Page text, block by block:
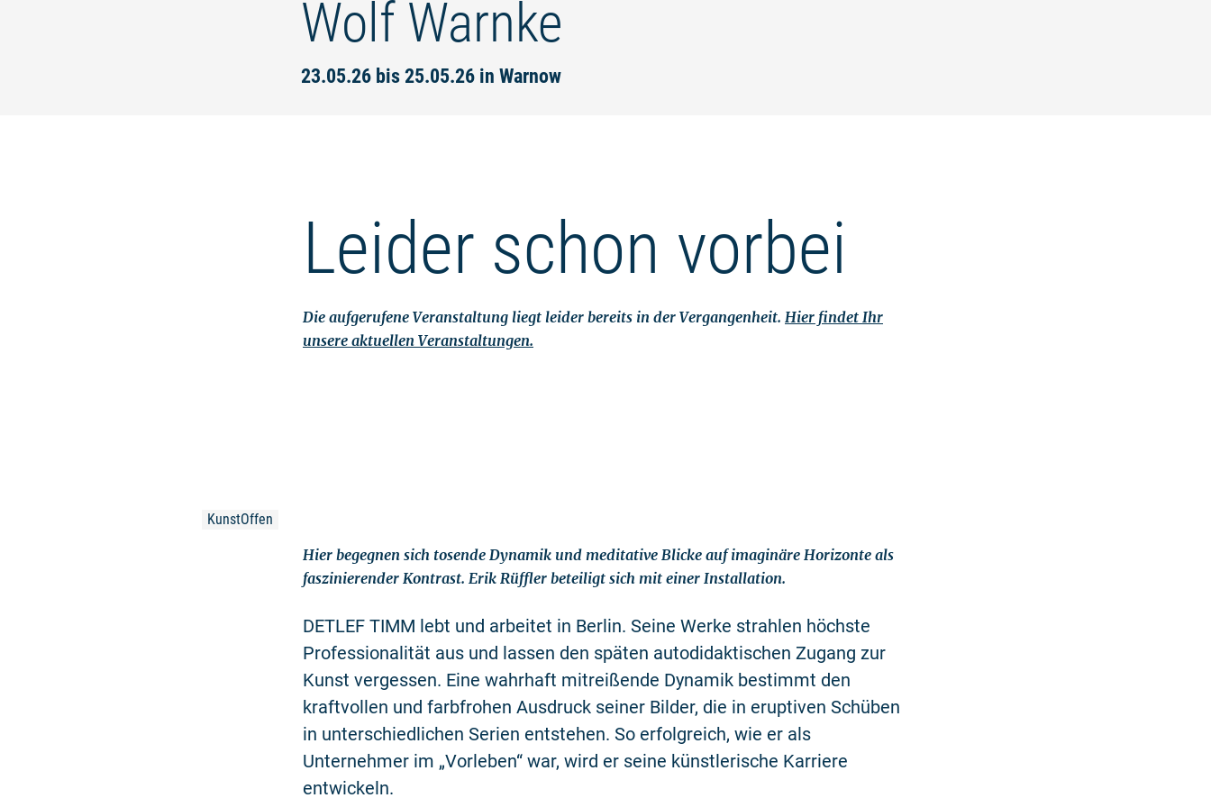
Wolf Warnke
23.05.26 bis 25.05.26 in Warnow
Leider schon vorbei
Die aufgerufene Veranstaltung liegt leider bereits in der Vergangenheit. Hier findet Ihr
unsere aktuellen Veranstaltungen.
KunstOffen
Hier begegnen sich tosende Dynamik und meditative Blicke auf imaginäre Horizonte als
faszinierender Kontrast. Erik Rüffler beteiligt sich mit einer Installation.
DETLEF TIMM lebt und arbeitet in Berlin. Seine Werke strahlen höchste
Professionalität aus und lassen den späten autodidaktischen Zugang zur
Kunst vergessen. Eine wahrhaft mitreißende Dynamik bestimmt den
kraftvollen und farbfrohen Ausdruck seiner Bilder, die in eruptiven Schüben
in unterschiedlichen Serien entstehen. So erfolgreich, wie er als
Unternehmer im „Vorleben“ war, wird er seine künstlerische Karriere
entwickeln.